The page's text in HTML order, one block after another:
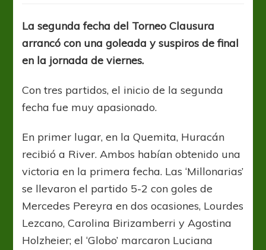
Español
festejaron
La segunda fecha del Torneo Clausura
arrancó con una goleada y suspiros de final
en la jornada de viernes.
Con tres partidos, el inicio de la segunda
fecha fue muy apasionado.
En primer lugar, en la Quemita, Huracán
recibió a River. Ambos habían obtenido una
victoria en la primera fecha. Las ‘Millonarias’
se llevaron el partido 5-2 con goles de
Mercedes Pereyra en dos ocasiones, Lourdes
Lezcano, Carolina Birizamberri y Agostina
Holzheier; el ‘Globo’ marcaron Luciana